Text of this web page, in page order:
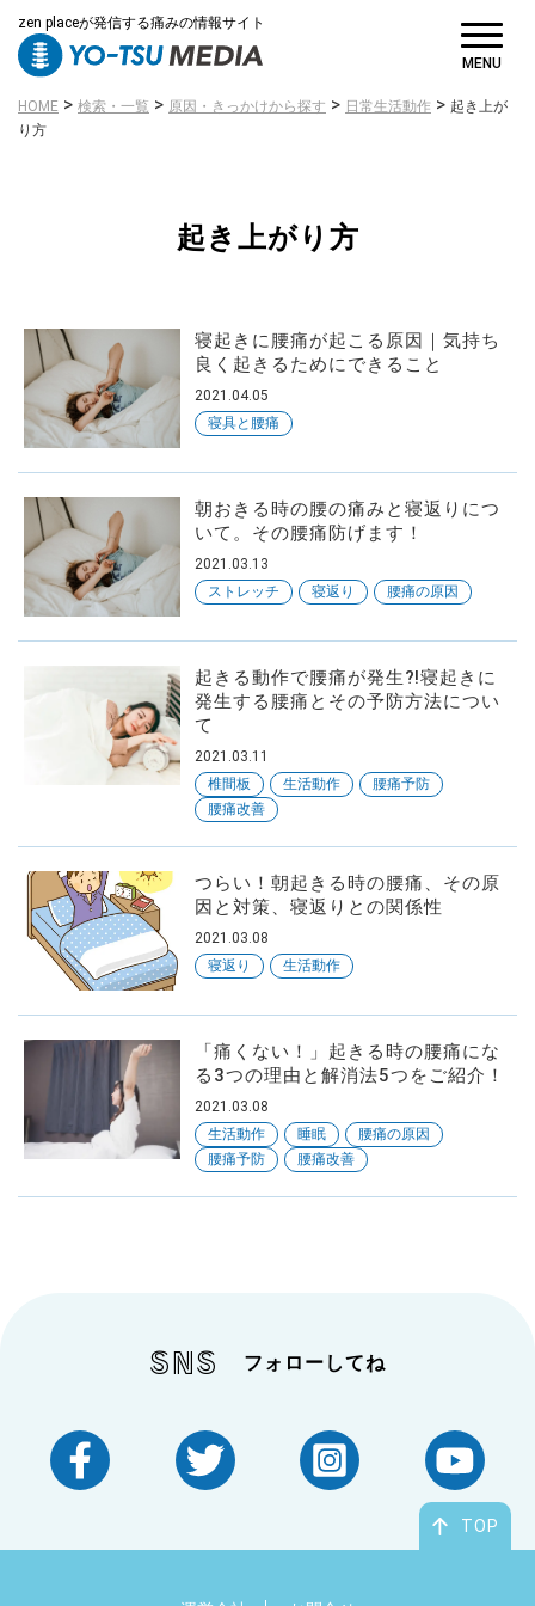
zen placeが発信する痛みの情報サイト
MENU
病名・症状
から探す
対策・対処方法
から探す
SNS フォローしてね
HOME > 検索・一覧 > 原因・きっかけから探す > 日常生活動作 > 起き上が
り方
起き上がり方
寝起きに腰痛が起こる原因｜気持ち
良く起きるためにできること
2021.04.05
寝具と腰痛
朝おきる時の腰の痛みと寝返りにつ
いて。その腰痛防げます！
2021.03.13
ストレッチ
寝返り 腰痛の原因
起きる動作で腰痛が発生⁈寝起きに
発生する腰痛とその予防方法につい
て
2021.03.11
椎間板
生活動作
腰痛予防
腰痛改善
つらい！朝起きる時の腰痛、その原
因と対策、寝返りとの関係性
2021.03.08
寝返り
生活動作
「痛くない！」起きる時の腰痛にな
る3つの理由と解消法5つをご紹介！
2021.03.08
生活動作
睡眠
腰痛の原因
腰痛予防
腰痛改善
SNS フォローしてね
TOP